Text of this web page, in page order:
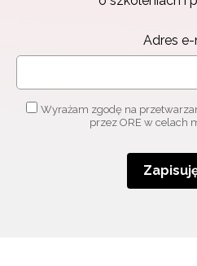
Adres e-
Wyrażam zgodę na
przez ORE w celach
Newsletter ORE
Zapisz się i bądź na
informacjami
o szkoleniach i